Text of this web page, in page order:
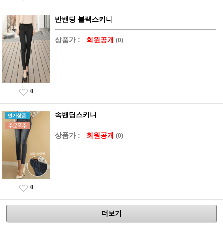
반밴딩 블랙스키니
상품가 : 회원공개 (0)
0
속밴딩스키니
상품가 : 회원공개 (0)
0
더보기